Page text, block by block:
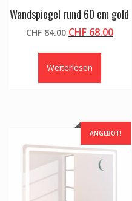
Wandspiegel rund 60 cm gold
CHF84.00 Ursprünglicher
CHF 84.00
CHF68.00
Weiterlesen
ANGEBOT!